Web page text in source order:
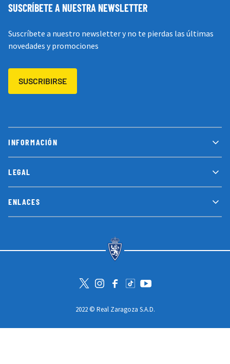
INFORMACIÓN
LEGAL
ENLACES
SUSCRÍBETE A NUESTRA NEWSLETTER
Suscríbete a nuestro newsletter y no te pierdas las últimas
novedades y promociones
SUSCRIBIRSE
2022 © Real Zaragoza S.A.D.